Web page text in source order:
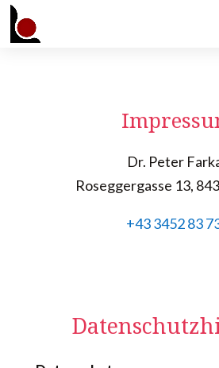
Dr. Peter
Roseggergasse 13,
+43 3452 83